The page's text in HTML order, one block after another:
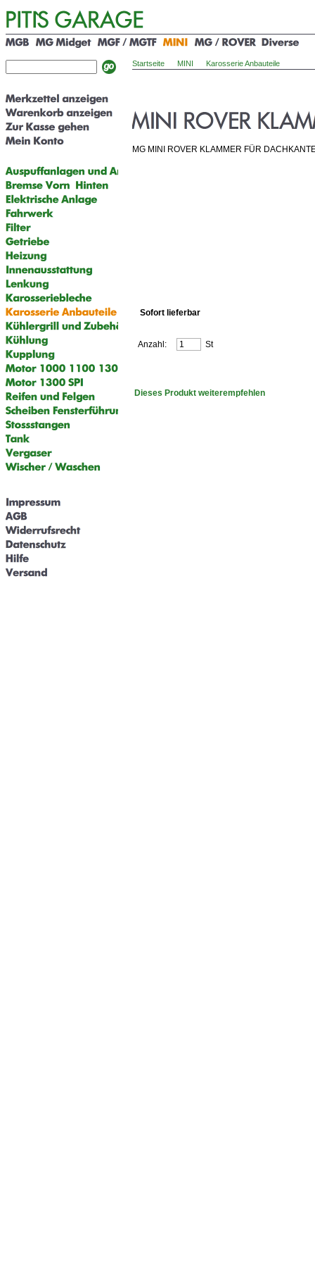
Startseite MINI Karosserie Anbauteile
MG MINI ROVER KLAMMER FÜR
Sofort lieferbar
Anzahl: St
Dieses Produkt weiterempfehlen